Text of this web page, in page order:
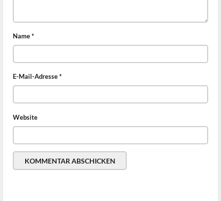
Name*
E-Mail-Adresse*
Website